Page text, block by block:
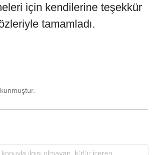
için kendilerine teşekkür
tamamladı.